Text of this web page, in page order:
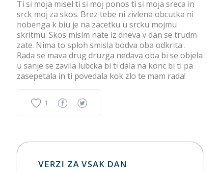
Ti si moja misel ti si moj ponos ti si moja sreca in
srck moj za skos. Brez tebe ni zivlena obcutka ni
nobenga k biu je na zacetku u srcku mojmu
skritmu. Skos mislm nate iz dneva v dan se trudm
zate. Nima to sploh smisla bodva oba odkrita .
Rada se mava drug druzga nedava oba bi se objela
u sanje se zavila lubcka bi ti dala na konc bi ti pa
zasepetala in ti povedala kok zlo te mam rada!
1
VERZI ZA VSAK DAN